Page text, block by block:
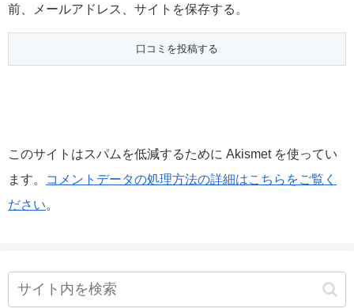
前、メールアドレス、サイトを保存する。
このサイトはスパムを低減するために Akismet を使ってい
ます。
コメントデータの処理方法の詳細はこちらをご覧く
ださい。